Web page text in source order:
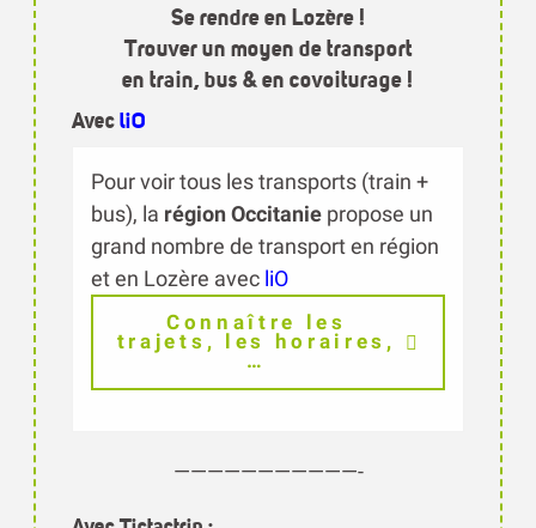
Se rendre en Lozère !
Trouver un moyen de transport
en train, bus & en covoiturage !
AvecliO
Pour voir tous les transports (train +
bus), la région Occitaniepropose un
grand nombre de transport en région
et en Lozère avec liO
Connaître les
trajets, les horaires,
…
———————————-